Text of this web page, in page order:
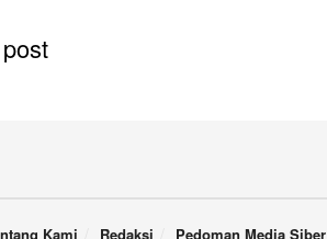
Kami Redaksi Pedoman Media Siber